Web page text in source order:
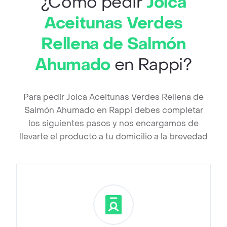
Aceitunas Verdes
Rellena de Salmón
Ahumado en Rappi?
Para pedir Jolca Aceitunas Verdes Rellena de
Salmón Ahumado en Rappi debes completar
los siguientes pasos y nos encargamos de
llevarte el producto a tu domicilio a la brevedad